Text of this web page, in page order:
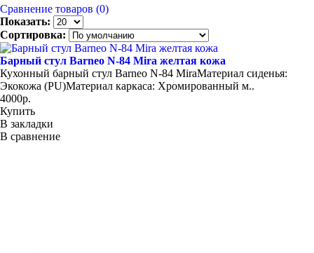
Сравнение товаров (0)
Показать:
Сортировка:
Барный стул Barneo N-84 Mira желтая кожа
Кухонный барный стул Barneo N-84 MiraМатериал сиденья:
Экокожа (PU)Материал каркаса: Хромированный м..
4000р.
Купить
В закладки
В сравнение